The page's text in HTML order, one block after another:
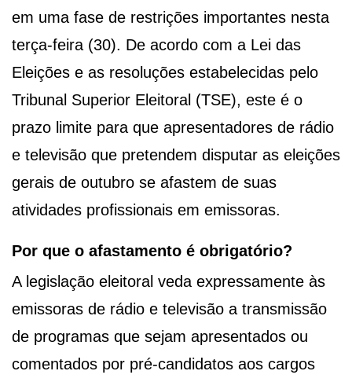
em uma fase de restrições importantes nesta
terça-feira (30). De acordo com a Lei das
Eleições e as resoluções estabelecidas pelo
Tribunal Superior Eleitoral (TSE), este é o
prazo limite para que apresentadores de rádio
e televisão que pretendem disputar as eleições
gerais de outubro se afastem de suas
atividades profissionais em emissoras.
Por que o afastamento é obrigatório?
A legislação eleitoral veda expressamente às
emissoras de rádio e televisão a transmissão
de programas que sejam apresentados ou
comentados por pré-candidatos aos cargos